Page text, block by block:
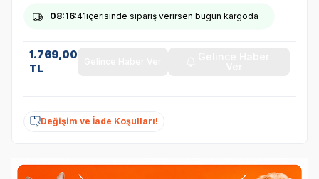
08:16:40içerisinde sipariş verirsen bugün kargoda
1.769,00
TL
Değişim ve İade Koşulları!